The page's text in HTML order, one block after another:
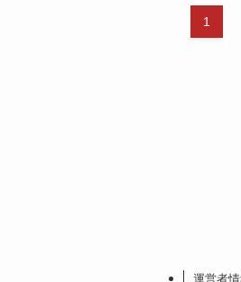
1
運営者